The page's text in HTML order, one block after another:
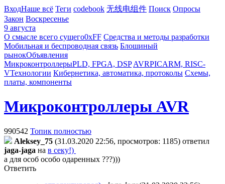
ВходНаше всё Теги codebook 无线电组件 Поиск Опросы
Закон Воскресенье
9 августа
О смысле всего сущего0xFF Средства и методы разработки
Мобильная и беспроводная связь Блошиный
рынокОбъявления
МикроконтроллерыPLD, FPGA, DSP AVRPICARM, RISC-
VТехнологии Кибернетика, автоматика, протоколы Схемы,
платы, компоненты
Микроконтроллеры AVR
990542 Топик полностью
Aleksey_75 (31.03.2020 22:56, просмотров: 1185) ответил
jaga-jaga на в секу!)
а для особ особо одаренных ???)))
Ответить